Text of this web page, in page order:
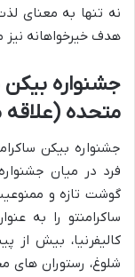
نه تنها به معنای
هدف خیرخواهانه نیز
جشنواره بیکن
متحده (علاقه
جشنواره بیکن
فرد در میان
گوشت تازه و
کالیفرنیا، بیش
شلوغ، رستوران های